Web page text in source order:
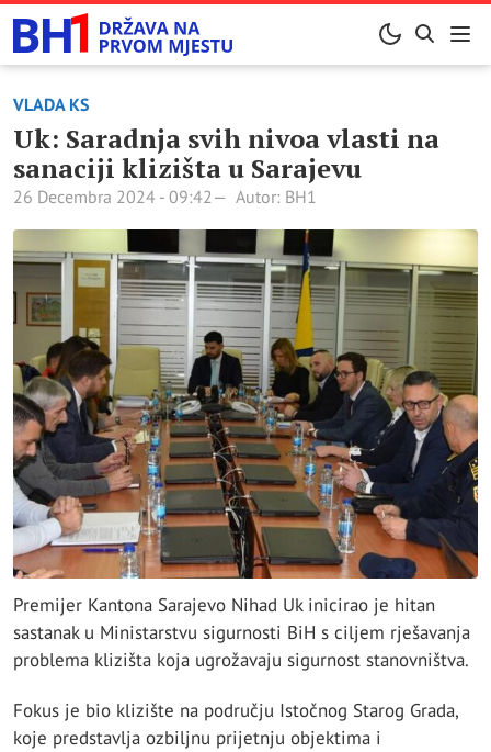
VLADA KS
Uk: Saradnja svih nivoa vlasti na
sanaciji klizišta u Sarajevu
26 Decembra 2024 - 09:42 Autor: BH1
Premijer Kantona Sarajevo Nihad Uk inicirao je hitan
sastanak u Ministarstvu sigurnosti BiH s ciljem rješavanja
problema klizišta koja ugrožavaju sigurnost stanovništva.
Fokus je bio klizište na području Istočnog Starog Grada,
koje predstavlja ozbiljnu prijetnju objektima i